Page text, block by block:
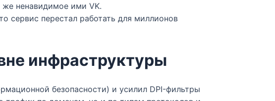
же ненавидимое ими VK.​
сервис перестал работать для миллионов
инфраструктуры
безопасности) и усилил DPI-фильтры